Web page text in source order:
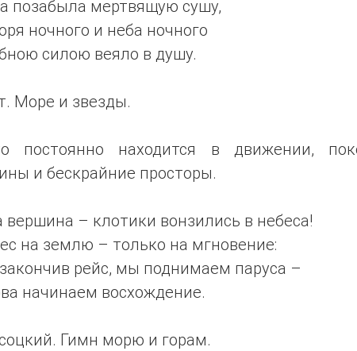
позабыла мертвящую сушу,
ночного и неба ночного
силою веяло в душу.
Море и звезды.
постоянно находится в движении,
и бескрайние просторы.
вершина – клотики вонзились в небеса!
на землю – только на мгновение:
рейс, мы поднимаем паруса –
начинаем восхождение.
Гимн морю и горам.